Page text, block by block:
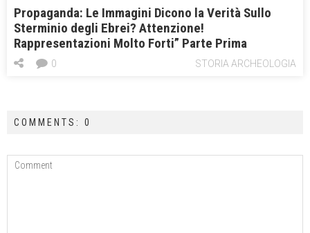
Propaganda: Le Immagini Dicono la Verità Sullo
Sterminio degli Ebrei? Attenzione!
Rappresentazioni Molto Forti” Parte Prima
STORIA ARCHEOLOGIA
0
COMMENTS: 0